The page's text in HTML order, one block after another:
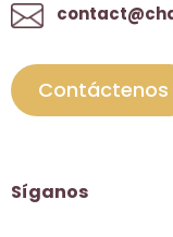
Contáctenos
Síganos